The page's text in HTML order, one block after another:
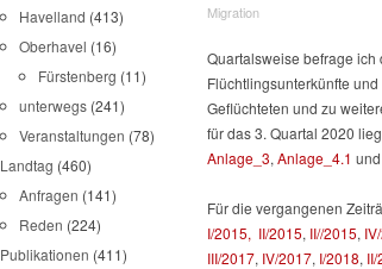
Havelland (413)
Oberhavel (16)
Fürstenberg (11)
unterwegs (241)
Veranstaltungen (78)
Landtag (460)
Anfragen (141)
Reden (224)
Publikationen (411)
Migration
Quartalsweise befrage
Flüchtlingsunterkünfte
Geflüchteten und zu
für das 3. Quartal 2020
Anlage_3, Anlage_4.1 und
Für die vergangenen
I/2015, II/2015, II//2015,
III/2017, IV/2017, I/2018,